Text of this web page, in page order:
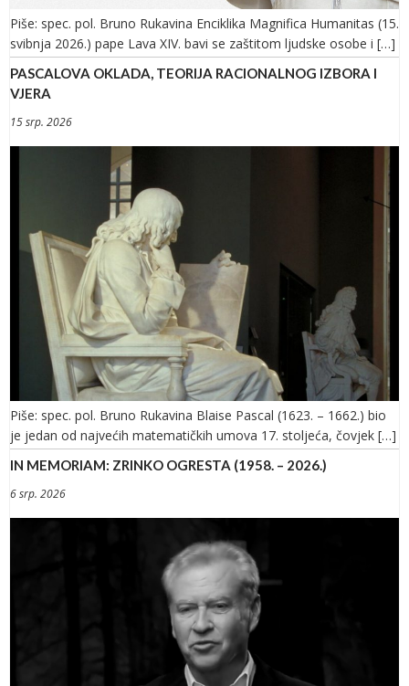
Piše: spec. pol. Bruno Rukavina Enciklika Magnifica Humanitas (15.
svibnja 2026.) pape Lava XIV. bavi se zaštitom ljudske osobe i […]
PASCALOVA OKLADA, TEORIJA RACIONALNOG IZBORA I
VJERA
15 srp. 2026
Piše: spec. pol. Bruno Rukavina Blaise Pascal (1623. – 1662.) bio
je jedan od najvećih matematičkih umova 17. stoljeća, čovjek […]
IN MEMORIAM: ZRINKO OGRESTA (1958. – 2026.)
6 srp. 2026